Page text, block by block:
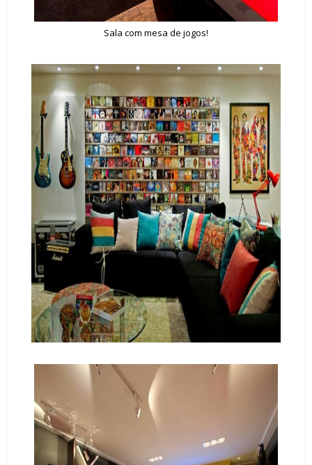
Sala com mesa de jogos!